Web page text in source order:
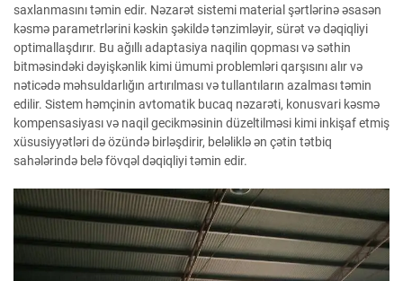
saxlanmasını təmin edir. Nəzarət sistemi material şərtlərinə əsasən
kəsmə parametrlərini kəskin şəkildə tənzimləyir, sürət və dəqiqliyi
optimallaşdırır. Bu ağıllı adaptasiya naqilin qopması və səthin
bitməsindəki dəyişkənlik kimi ümumi problemləri qarşısını alır və
nəticədə məhsuldarlığın artırılması və tullantıların azalması təmin
edilir. Sistem həmçinin avtomatik bucaq nəzarəti, konusvari kəsmə
kompensasiyası və naqil gecikməsinin düzeltilməsi kimi inkişaf etmiş
xüsusiyyətləri də özündə birləşdirir, beləliklə ən çətin tətbiq
sahələrində belə fövqəl dəqiqliyi təmin edir.